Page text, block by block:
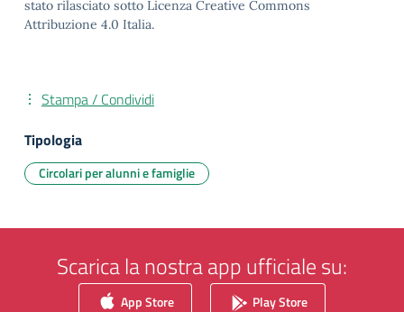
stato rilasciato sotto Licenza Creative Commons
Attribuzione 4.0 Italia.
Stampa / Condividi
Tipologia
Circolari per alunni e famiglie
Scarica la nostra app ufficiale su:
App Store Play Store